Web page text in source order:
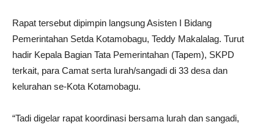
Rapat tersebut dipimpin langsung Asisten I Bidang
Pemerintahan Setda Kotamobagu, Teddy Makalalag. Turut
hadir Kepala Bagian Tata Pemerintahan (Tapem), SKPD
terkait, para Camat serta lurah/sangadi di 33 desa dan
kelurahan se-Kota Kotamobagu.
“Tadi digelar rapat koordinasi bersama lurah dan sangadi,